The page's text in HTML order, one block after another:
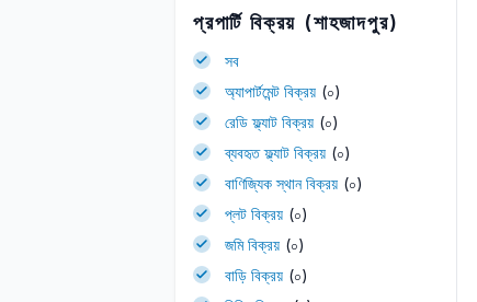
প্রপার্টি বিক্রয় (শাহজাদপুর)
সব
অ্যাপার্টমেন্ট বিক্রয় (০)
রেডি ফ্ল্যাট বিক্রয় (০)
ব্যবহৃত ফ্ল্যাট বিক্রয় (০)
বাণিজ্যিক স্থান বিক্রয় (০)
প্লট বিক্রয় (০)
জমি বিক্রয় (০)
বাড়ি বিক্রয় (০)